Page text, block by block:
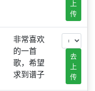
上
传
非常喜欢
的一首
歌，希望
求到谱子
去
上
传